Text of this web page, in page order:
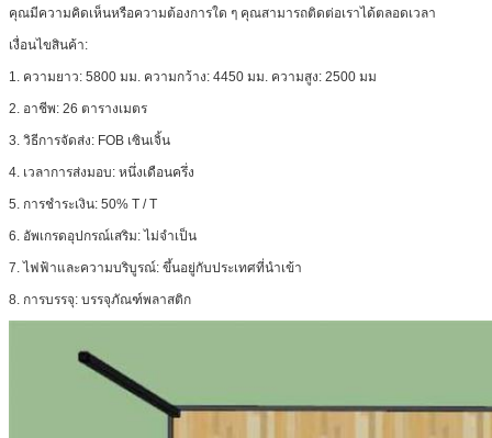
คุณมีความคิดเห็นหรือความต้องการใด ๆ คุณสามารถติดต่อเราได้ตลอดเวลา
เงื่อนไขสินค้า:
1. ความยาว: 5800 มม. ความกว้าง: 4450 มม. ความสูง: 2500 มม
2. อาชีพ: 26 ตารางเมตร
3. วิธีการจัดส่ง: FOB เซินเจิ้น
4. เวลาการส่งมอบ: หนึ่งเดือนครึ่ง
5. การชำระเงิน: 50% T / T
6. อัพเกรดอุปกรณ์เสริม: ไม่จำเป็น
7. ไฟฟ้าและความบริบูรณ์: ขึ้นอยู่กับประเทศที่นำเข้า
8. การบรรจุ: บรรจุภัณฑ์พลาสติก